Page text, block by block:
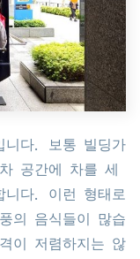
니다. 보통 빌딩가
공간에 차를 세
니다. 이런 형태로
의 음식들이 많습
이 저렴하지는 않